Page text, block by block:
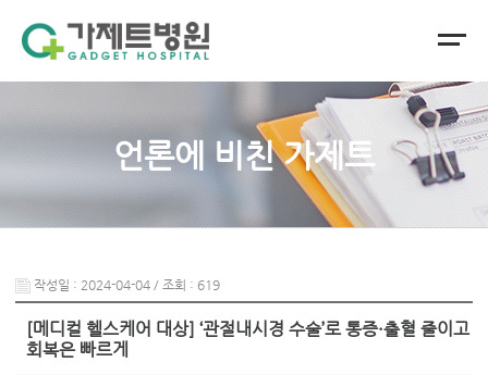
언론에 비친 가제트
작성일 : 2024-04-04 / 조회 : 619
[메디컬 헬스케어 대상] ‘관절내시경 수술’로 통증·출혈 줄이고
회복은 빠르게